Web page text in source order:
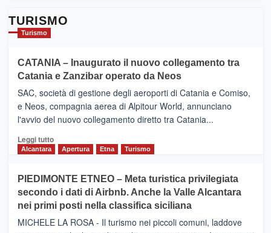
TURISMO
Turismo
CATANIA – Inaugurato il nuovo collegamento tra
Catania e Zanzibar operato da Neos
SAC, società di gestione degli aeroporti di Catania e Comiso,
e Neos, compagnia aerea di Alpitour World, annunciano
l'avvio del nuovo collegamento diretto tra Catania...
Leggi tuttoLeggi
CATANIA
–
Inaugurato
il
nuovo
Alcantara Apertura Etna Turismo
PIEDIMONTE ETNEO – Meta turistica privilegiata
secondo i dati di Airbnb. Anche la Valle Alcantara
nei primi posti nella classifica siciliana
MICHELE LA ROSA - Il turismo nei piccoli comuni, laddove